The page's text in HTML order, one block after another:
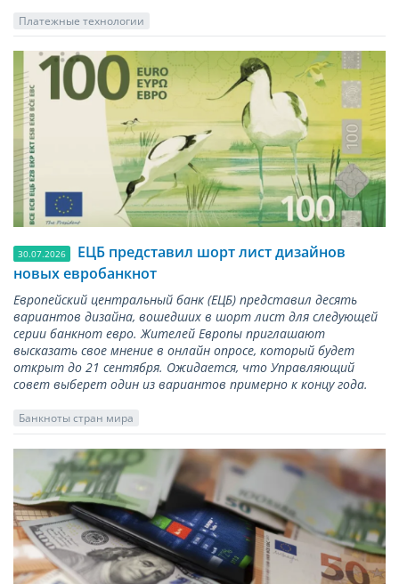
Платежные технологии
30.07.2026
ЕЦБ представил шорт лист дизайнов
новых евробанкнот
Европейский центральный банк (ЕЦБ) представил десять
вариантов дизайна, вошедших в шорт лист для следующей
серии банкнот евро. Жителей Европы приглашают
высказать свое мнение в онлайн опросе, который будет
открыт до 21 сентября. Ожидается, что Управляющий
совет выберет один из вариантов примерно к концу года.
Банкноты стран мира